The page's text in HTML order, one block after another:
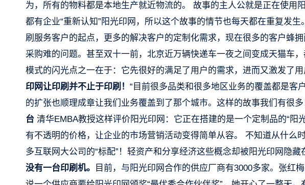
为，所有的物料都是本地生产就近物流的。 故事的主人公就是正在使用
都有企业“重新认知”阳光印网，所以这个故事的情节也每天都在重复发
刷服务客户的起点，更多的解决客户的定制化需求，现在很多的客户蜂
采购难的问题。甚至双十一前，北京近万辆快递车一夜之间变成天猫车
模式的闪光点之一在于：它先很好的满足了用户的需求，进而又激发了用
印网让印刷并不止于印刷！ “目前很多品类和很多地区业务的覆盖都是客
的扩张也顺理成章让我们业务覆盖到了那个城市。这样的故事我们有很多
台 清华EMBA教授这样评价阳光印网：它正在搭建的是一个定制品的“阳
有不透明的价格，让企业的市场营销活动变得简单从容。 不知道从什么
多互联网大公司的“标配”！轻资产和分享经济这些概念却被阳光印网隐藏
没有一台印刷机。
目前，与阳光印网合作的供应厂商有3000多家。张红